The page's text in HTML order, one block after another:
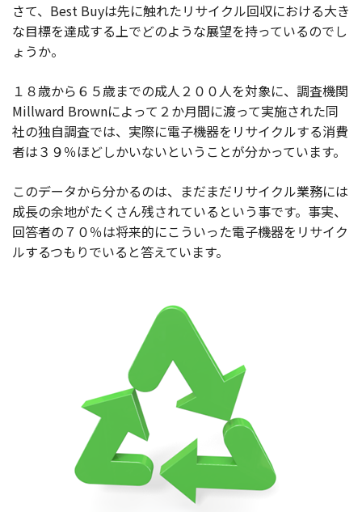
さて、Best Buyは先に触れたリサイクル回収における大き
な目標を達成する上でどのような展望を持っているのでし
ょうか。
１８歳から６５歳までの成人２００人を対象に、調査機関
Millward Brownによって２か月間に渡って実施された同
社の独自調査では、実際に電子機器をリサイクルする消費
者は３９％ほどしかいないということが分かっています。
このデータから分かるのは、まだまだリサイクル業務には
成長の余地がたくさん残されているという事です。事実、
回答者の７０％は将来的にこういった電子機器をリサイク
ルするつもりでいると答えています。